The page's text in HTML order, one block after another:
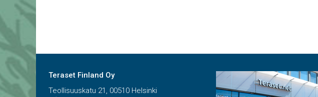
Teraset Finland Oy
Teollisuuskatu 21, 00510 Helsinki